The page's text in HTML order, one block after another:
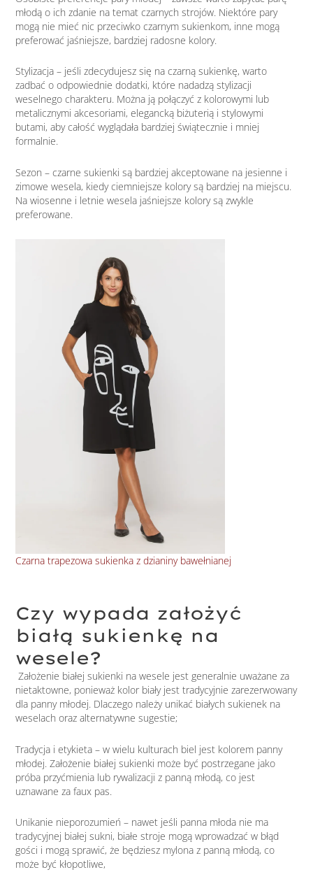
młodą o ich zdanie na temat czarnych strojów. Niektóre pary
mogą nie mieć nic przeciwko czarnym sukienkom, inne mogą
preferować jaśniejsze, bardziej radosne kolory.
Stylizacja – jeśli zdecydujesz się na czarną sukienkę, warto
zadbać o odpowiednie dodatki, które nadadzą stylizacji
weselnego charakteru. Można ją połączyć z kolorowymi lub
metalicznymi akcesoriami, elegancką biżuterią i stylowymi
butami, aby całość wyglądała bardziej świątecznie i mniej
formalnie.
Sezon – czarne sukienki są bardziej akceptowane na jesienne i
zimowe wesela, kiedy ciemniejsze kolory są bardziej na miejscu.
Na wiosenne i letnie wesela jaśniejsze kolory są zwykle
preferowane.
Czarna trapezowa sukienka z dzianiny bawełnianej
Czy wypada założyć
białą sukienkę na
wesele?
Założenie białej sukienki na wesele jest generalnie uważane za
nietaktowne, ponieważ kolor biały jest tradycyjnie zarezerwowany
dla panny młodej. Dlaczego należy unikać białych sukienek na
weselach oraz alternatywne sugestie;
Tradycja i etykieta – w wielu kulturach biel jest kolorem panny
młodej. Założenie białej sukienki może być postrzegane jako
próba przyćmienia lub rywalizacji z panną młodą, co jest
uznawane za faux pas.
Unikanie nieporozumień – nawet jeśli panna młoda nie ma
tradycyjnej białej sukni, białe stroje mogą wprowadzać w błąd
gości i mogą sprawić, że będziesz mylona z panną młodą, co
może być kłopotliwe,